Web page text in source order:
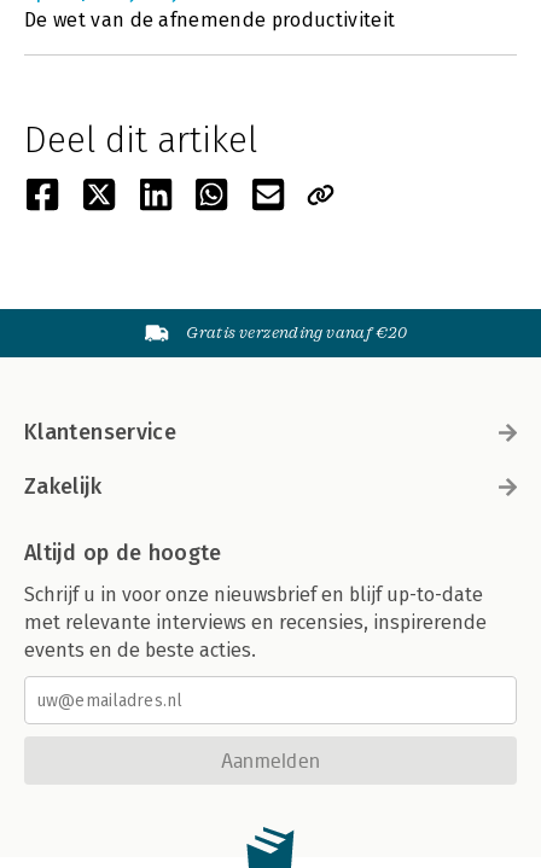
De wet van de afnemende productiviteit
Deel dit artikel
Gratis verzending vanaf €20
Klantenservice
Zakelijk
Altijd op de hoogte
Schrijf u in voor onze nieuwsbrief en blijf up-to-date
met relevante interviews en recensies, inspirerende
events en de beste acties.
Aanmelden